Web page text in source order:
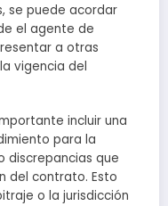
se puede acordar
el agente de
a otras
vigencia del
incluir una
para la
discrepancias que
del contrato. Esto
o la jurisdicción